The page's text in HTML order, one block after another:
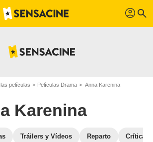
profil search
películas Películas Drama Anna Karenina
Karenina
Tráilers y Vídeos Reparto Críticas